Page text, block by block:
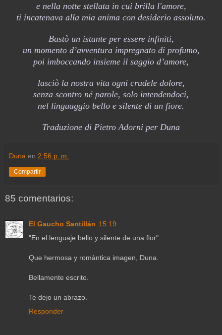
e nella notte stellata in cui brilla l'amore,
ti incatenava alla mia anima con desiderio assoluto.
Bastò un istante per essere infiniti,
un momento d’avventura impregnato di profumo,
poi imboccando insieme il saggio d’amore,
lasciò la nostra vita ogni crudele dolore,
senza scontro né parole, solo intendendoci,
nel linguaggio bello e silente di un fiore.
Traduzione di Pietro Adorni per Duna
Duna en 2:56 p. m.
Compartir
85 comentarios:
El Gaucho Santillán 15:19
"En el lenguaje bello y silente de una flor".
Que hermosa y romàntica imagen, Duna.
Bellamente escrito.
Te dejo un abrazo.
Responder